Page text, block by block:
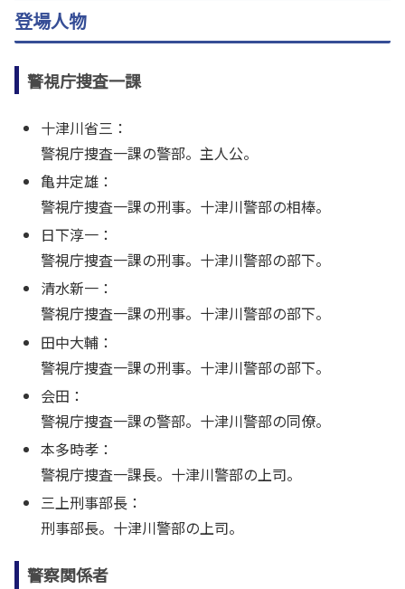
登場人物
警視庁捜査一課
十津川省三：
警視庁捜査一課の警部。主人公。
亀井定雄：
警視庁捜査一課の刑事。十津川警部の相棒。
日下淳一：
警視庁捜査一課の刑事。十津川警部の部下。
清水新一：
警視庁捜査一課の刑事。十津川警部の部下。
田中大輔：
警視庁捜査一課の刑事。十津川警部の部下。
会田：
警視庁捜査一課の警部。十津川警部の同僚。
本多時孝：
警視庁捜査一課長。十津川警部の上司。
三上刑事部長：
刑事部長。十津川警部の上司。
警察関係者